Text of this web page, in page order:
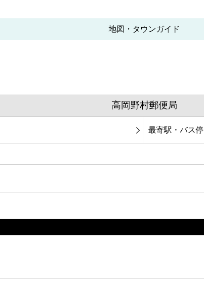
地図・タウンガイド
高岡野村郵便局
最寄駅・バス停